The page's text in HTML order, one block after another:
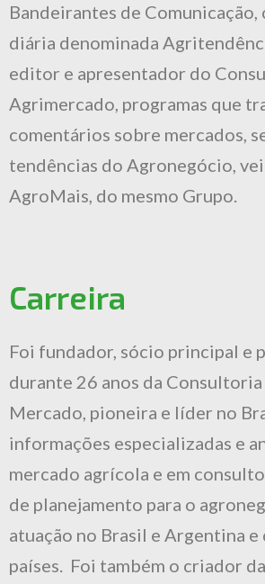
Bandeirantes de Comunicação,
diária denominada
editor e apresentador do
Agrimercado, programas que
comentários sobre mercados,
tendências do Agronegócio,
AgroMais, do mesmo Grupo.
Carreira
Foi fundador, sócio principal e
durante 26 anos da Consultoria
Mercado, pioneira e líder no
informações especializadas e
mercado agrícola e em
de planejamento para o
atuação no Brasil e Argentina
países. Foi também o criador